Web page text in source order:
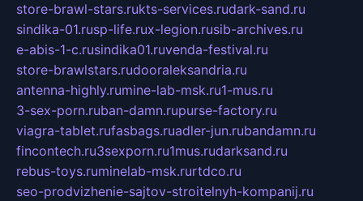
store-brawl-stars.rukts-services.rudark-sand.ru
sindika-01.rusp-life.rux-legion.rusib-archives.ru
e-abis-1-c.rusindika01.ruvenda-festival.ru
store-brawlstars.rudooraleksandria.ru
antenna-highly.rumine-lab-msk.ru1-mus.ru
3-sex-porn.ruban-damn.rupurse-factory.ru
viagra-tablet.rufasbags.ruadler-jun.rubandamn.ru
fincontech.ru3sexporn.ru1mus.rudarksand.ru
rebus-toys.ruminelab-msk.rurtdco.ru
seo-prodvizhenie-sajtov-stroitelnyh-kompanij.ru